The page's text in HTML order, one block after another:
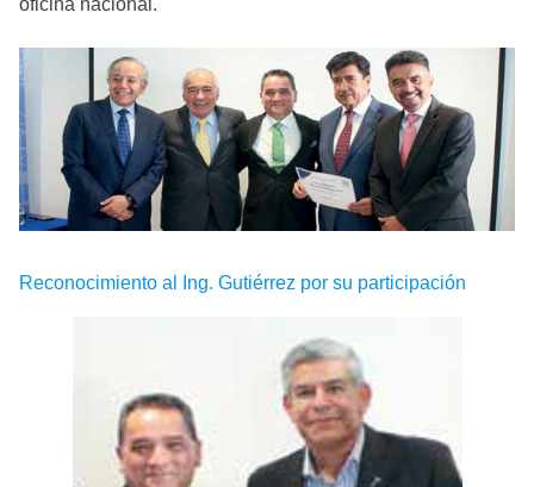
Reconocimiento al Ing. Gutiérrez por su participación